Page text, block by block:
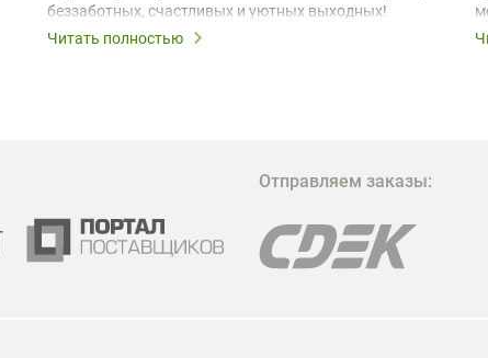
беззаботных, счастливых и уютных выходных!
Читать полностью
Отправляем заказы: